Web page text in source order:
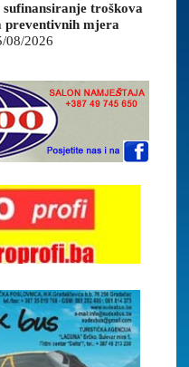
troškova
preventivnih mjera
08/2026